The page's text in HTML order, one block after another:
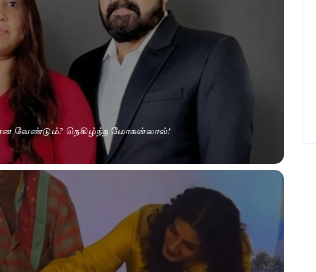
வேண்டும்? நெகிழ்ந்த மோகன்லால்!